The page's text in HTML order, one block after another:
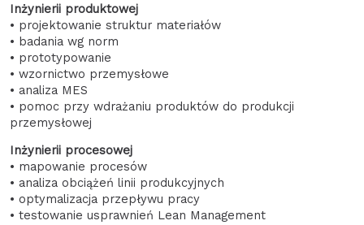
Inżynierii produktowej
• projektowanie struktur materiałów
• badania wg norm
• prototypowanie
• wzornictwo przemysłowe
• analiza MES
• pomoc przy wdrażaniu produktów do produkcji
przemysłowej
Inżynierii procesowej
• mapowanie procesów
• analiza obciążeń linii produkcyjnych
• optymalizacja przepływu pracy
• testowanie usprawnień Lean Management